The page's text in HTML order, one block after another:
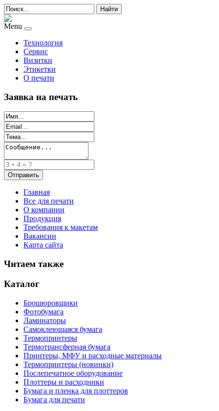
Найти
Menu
Технология
Сервис
Визитки
Этикетки
О печати
Заявка на печать
Главная
Все для печати
О компании
Продукция
Требования к макетам
Вакансии
Карта сайта
Читаем также
Каталог
Брошюровщики
Фотобумага
Ламинаторы
Самоклеющаяся бумага
Термопринтеры
Термотрансферная бумага
Принтеры, МФУ и расходные материалы
Термопринтеры (новинки)
Послепечатное оборудование
Плоттеры и расходники
Бумага и пленка для плоттеров
Бумага для печати